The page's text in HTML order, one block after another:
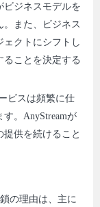
ビジネスモデルを
。また、ビジネス
クトにシフトし
ることを決定する
ビスは頻繁に仕
。AnyStreamが
供を続けること
の理由は、主に